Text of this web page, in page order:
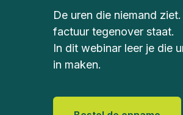
De uren die niemand
factuur tegenover staat.
In dit webinar leer je die
in maken.